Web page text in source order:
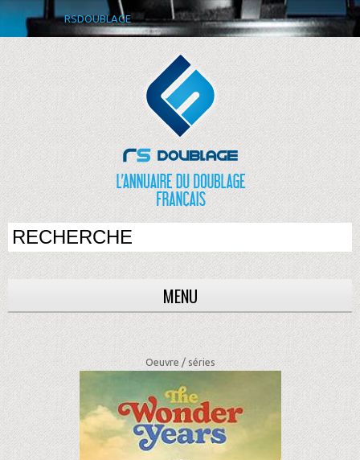
RSDOUBLAGE
MENU
Oeuvre /séries